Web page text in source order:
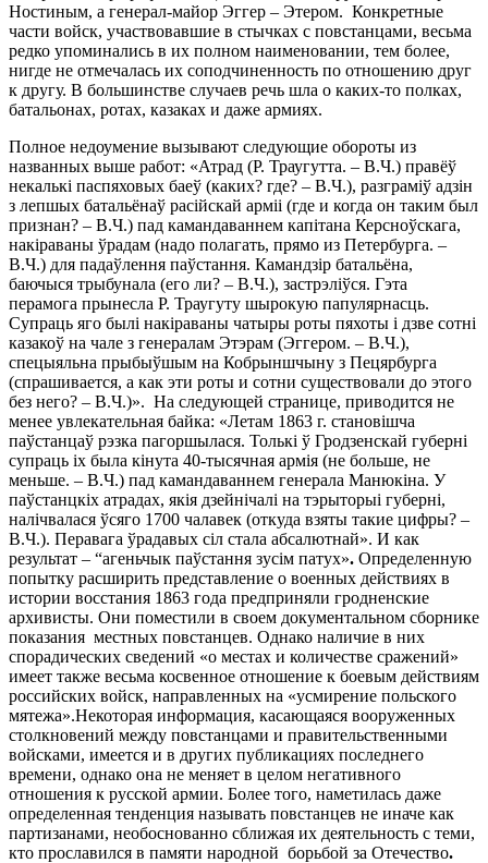
Ностиным, а генерал-майор Эггер – Этером. Конкретные
части войск, участвовавшие в стычках с повстанцами, весьма
редко упоминались в их полном наименовании, тем более,
нигде не отмечалась их соподчиненность по отношению друг
к другу. В большинстве случаев речь шла о каких-то полках,
батальонах, ротах, казаках и даже армиях.
Полное недоумение вызывают следующие обороты из
названных выше работ: «Атрад (Р. Траугутта. – В.Ч.) правёў
некалькі паспяховых баеў (каких? где? – В.Ч.), разграміў адзін
з лепшых батальёнаў расійскай арміі (где и когда он таким был
признан? – В.Ч.) пад камандаваннем капітана Керсноўскага,
накіраваны ўрадам (надо полагать, прямо из Петербурга. –
В.Ч.) для падаўлення паўстання. Камандзір батальёна,
баючыся трыбунала (его ли? – В.Ч.), застрэліўся. Гэта
перамога прынесла Р. Траугуту шырокую папулярнасць.
Супраць яго былі накіраваны чатыры роты пяхоты і дзве сотні
казакоў на чале з генералам Этэрам (Эггером. – В.Ч.),
спецыяльна прыбыўшым на Кобрыншчыну з Пецярбурга
(спрашивается, а как эти роты и сотни существовали до этого
без него? – В.Ч.)». На следующей странице, приводится не
менее увлекательная байка: «Летам 1863 г. становішча
паўстанцаў рэзка пагоршылася. Толькі ў Гродзенскай губерні
супраць іх была кінута 40-тысячная армія (не больше, не
меньше. – В.Ч.) пад камандаваннем генерала Манюкіна. У
паўстанцкіх атрадах, якія дзейнічалі на тэрыторыі губерні,
налічвалася ўсяго 1700 чалавек (откуда взяты такие цифры? –
В.Ч.). Перавага ўрадавых сіл стала абсалютнай». И как
результат – “агеньчык паўстання зусім патух». Определенную
попытку расширить представление о военных действиях в
истории восстания 1863 года предприняли гродненские
архивисты. Они поместили в своем документальном сборнике
показания местных повстанцев. Однако наличие в них
спорадических сведений «о местах и количестве сражений»
имеет также весьма косвенное отношение к боевым действиям
российских войск, направленных на «усмирение польского
мятежа».Некоторая информация, касающаяся вооруженных
столкновений между повстанцами и правительственными
войсками, имеется и в других публикациях последнего
времени, однако она не меняет в целом негативного
отношения к русской армии. Более того, наметилась даже
определенная тенденция называть повстанцев не иначе как
партизанами, необоснованно сближая их деятельность с теми,
кто прославился в памяти народной борьбой за Отечество.